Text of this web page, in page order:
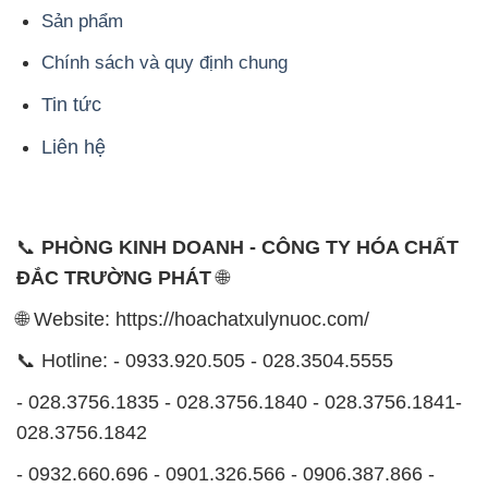
Sản phẩm
Chính sách và quy định chung
Tin tức
Liên hệ
📞 PHÒNG KINH DOANH - CÔNG TY HÓA CHẤT
ĐẮC TRƯỜNG PHÁT🌐
🌐 Website: https://hoachatxulynuoc.com/
📞 Hotline: - 0933.920.505 - 028.3504.5555
- 028.3756.1835 - 028.3756.1840 - 028.3756.1841-
028.3756.1842
- 0932.660.696 - 0901.326.566 - 0906.387.866 -